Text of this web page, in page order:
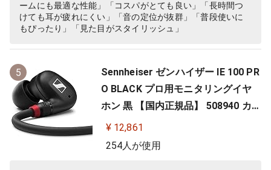
ームにも最適な性能」「コスパがとても良い」「長時間つ
けても耳が疲れにくい」「音の定位が抜群」「普段使いに
もぴったり」「見た目がスタイリッシュ」
5
Sennheiser ゼンハイザー IE 100 PR
O BLACK プロ用モニタリングイヤ
ホン 黒 【国内正規品】 508940 カナ
ル型 有線イヤホン
¥ 12,861
254人が使用